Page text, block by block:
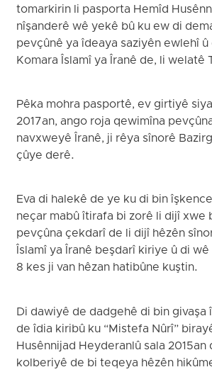
tomarkirin li pasporta Hemîd
nîşanderê wê yekê bû ku ew di
pevçûnê ya îdeaya saziyên ewlehî
Komara Îslamî ya Îranê de, li welatê
Pêka mohra pasportê, ev girtiyê
2017an, ango roja qewimîna
navxweyê Îranê, ji rêya sînorê
çûye derê.
Eva di halekê de ye ku di bin
neçar mabû îtirafa bi zorê li dijî xwe
pevçûna çekdarî de li dijî hêzên
Îslamî ya Îranê beşdarî kiriye û di
8 kes ji van hêzan hatibûne kuştin.
Di dawiyê de dadgehê di bin givaşa
de îdia kiribû ku “Mistefa Nûrî”
Husênnijad Heyderanlû sala 2015an
kolberiyê de bi teqeya hêzên